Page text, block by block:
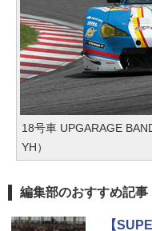
18号車 UPGARAGE
YH）
編集部のおすすめ記事
【